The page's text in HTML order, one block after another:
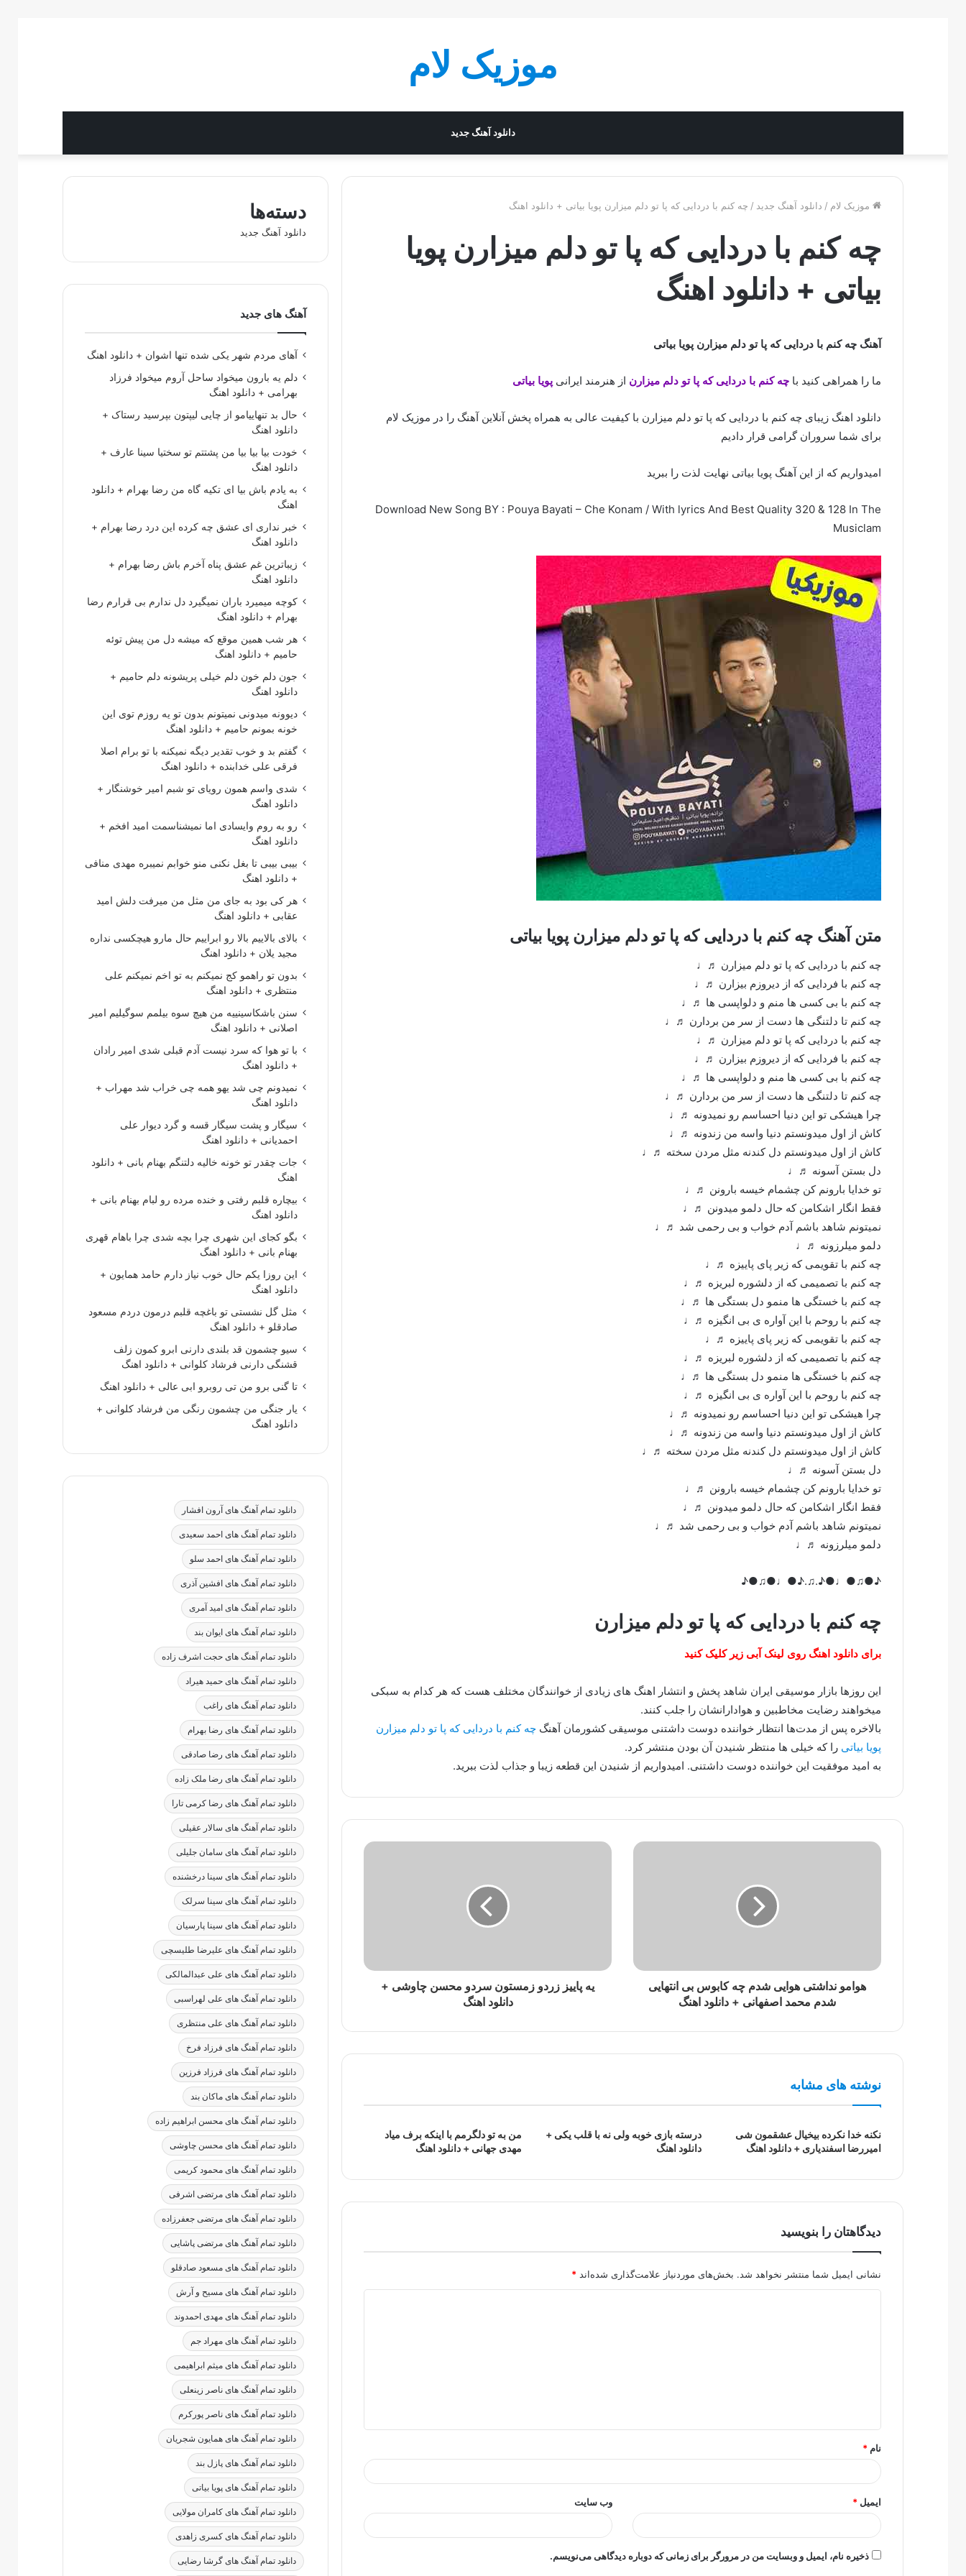
موزیک لام
دانلود آهنگ جدید
موزیک لام / دانلود آهنگ جدید / چه کنم با دردایی که پا تو دلم میزارن پویا بیاتی + دانلود اهنگ
چه کنم با دردایی که پا تو دلم میزارن پویا
بیاتی + دانلود اهنگ
آهنگ چه کنم با دردایی که پا تو دلم میزارن پویا بیاتی
ما را همراهی کنید با چه کنم با دردایی که پا تو دلم میزارن از هنرمند ایرانی پویا بیاتی
دانلود اهنگ زیبای چه کنم با دردایی که پا تو دلم میزارن با کیفیت عالی به همراه پخش آنلاین آهنگ را در موزیک لام
برای شما سروران گرامی قرار دادیم
امیدواریم که از این آهنگ پویا بیاتی نهایت لذت را ببرید
Download New Song BY : Pouya Bayati – Che Konam / With lyrics And Best Quality 320 & 128 In The
Musiclam
متن آهنگ چه کنم با دردایی که پا تو دلم میزارن پویا بیاتی
چه کنم با دردایی که پا تو دلم میزارن ♬♩
چه کنم با فردایی که از دیروزم بیزارن ♬♩
چه کنم با بی کسی ها منم و دلواپسی ها ♬♩
چه کنم تا دلتنگی ها دست از سر من بردارن ♬♩
چه کنم با دردایی که پا تو دلم میزارن ♬♩
چه کنم با فردایی که از دیروزم بیزارن ♬♩
چه کنم با بی کسی ها منم و دلواپسی ها ♬♩
چه کنم تا دلتنگی ها دست از سر من بردارن ♬♩
چرا هیشکی تو این دنیا احساسم رو نمیدونه ♬♩
کاش از اول میدونستم دنیا واسه من زندونه ♬♩
کاش از اول میدونستم دل کندنه مثل مردن سخته ♬♩
دل بستن آسونه ♬♩
تو خدایا بارونم کن چشمام خیسه بارونن ♬♩
فقط انگار اشکامن که حال دلمو میدونن ♬♩
نمیتونم شاهد باشم آدم خواب و بی رحمی شد ♬♩
دلمو میلرزونه ♬♩
چه کنم با تقویمی که زیر پای پاییزه ♬♩
چه کنم با تصمیمی که از دلشوره لبریزه ♬♩
چه کنم با خستگی ها منمو دل بستگی ها ♬♩
چه کنم با روحم با این آواره ی بی انگیزه ♬♩
چه کنم با تقویمی که زیر پای پاییزه ♬♩
چه کنم با تصمیمی که از دلشوره لبریزه ♬♩
چه کنم با خستگی ها منمو دل بستگی ها ♬♩
چه کنم با روحم با این آواره ی بی انگیزه ♬♩
چرا هیشکی تو این دنیا احساسم رو نمیدونه ♬♩
کاش از اول میدونستم دنیا واسه من زندونه ♬♩
کاش از اول میدونستم دل کندنه مثل مردن سخته ♬♩
دل بستن آسونه ♬♩
تو خدایا بارونم کن چشمام خیسه بارونن ♬♩
فقط انگار اشکامن که حال دلمو میدونن ♬♩
نمیتونم شاهد باشم آدم خواب و بی رحمی شد ♬♩
دلمو میلرزونه ♬♩
♪●♫●♩●♪.♫.♪●♩●♫●♪
چه کنم با دردایی که پا تو دلم میزارن
برای دانلود اهنگ روی لینک آبی زیر کلیک کنید
این روزها بازار موسیقی ایران شاهد پخش و انتشار اهنگ های زیادی از خوانندگان مختلف هست که هر کدام به سبکی
میخواهند رضایت مخاطبین و هوادارانشان را جلب کنند.
بالاخره پس از مدت‌ها انتظار خواننده دوست داشتنی موسیقی کشورمان آهنگ چه کنم با دردایی که پا تو دلم میزارن
پویا بیاتی را که خیلی ها منتظر شنیدن آن بودن منتشر کرد.
به امید موفقیت این خواننده دوست داشتنی. امیدواریم از شنیدن این قطعه زیبا و جذاب لذت ببرید.
هوامو نداشتی هوایی شدم چه کابوس بی انتهایی
شدم محمد اصفهانی + دانلود اهنگ
یه پاییز زردو زمستون سردو محسن چاوشی +
دانلود اهنگ
نوشته های مشابه
نکنه خدا نکرده بیخیال عشقمون شی
امیررضا اسفندیاری + دانلود اهنگ
درسته بازی خوبه ولی نه با قلب یکی +
دانلود اهنگ
من به تو دلگرمم با اینکه برف میاد
مهدی جهانی + دانلود اهنگ
دیدگاهتان را بنویسید
نشانی ایمیل شما منتشر نخواهد شد. بخش‌های موردنیاز علامت‌گذاری شده‌اند *
*
نام *
ایمیل * وب‌ سایت
ذخیره نام، ایمیل و وبسایت من در مرورگر برای زمانی که دوباره دیدگاهی می‌نویسم.
دسته‌ها
دانلود آهنگ جدید
آهنگ های جدید
آهای مردم شهر یکی شده تنها اشوان + دانلود اهنگ
دلم یه بارون میخواد ساحل آروم میخواد فرزاد
بهرامی + دانلود اهنگ
حال بد تنهاییامو از چایی لیپتون بپرسید رستاک +
دانلود اهنگ
خودت بیا بیا بیا من پشتتم تو سختیا سینا عارف +
دانلود اهنگ
به یادم باش بیا ای تکیه گاه من رضا بهرام + دانلود
اهنگ
خبر نداری ای عشق چه کرده این درد رضا بهرام +
دانلود اهنگ
زیباترین غم عشق پناه آخرم باش رضا بهرام +
دانلود اهنگ
کوچه میمیرد باران نمیگیرد دل ندارم بی قرارم رضا
بهرام + دانلود اهنگ
هر شب همین موقع که میشه دل من پیش توئه
حامیم + دانلود اهنگ
جون دلم خون دلم خیلی پریشونه دلم حامیم +
دانلود اهنگ
دیوونه میدونی نمیتونم بدون تو یه روزم توی این
خونه بمونم حامیم + دانلود اهنگ
گفتم بد و خوب تقدیر دیگه نمیکنه با تو برام اصلا
فرقی علی خدابنده + دانلود اهنگ
شدی واسم همون رویای تو شبم امیر خوشنگار +
دانلود اهنگ
رو به روم وایسادی اما نمیشناسمت امید افخم +
دانلود اهنگ
بیبی بیبی تا بغل نکنی منو خوابم نمیبره مهدی منافی
+ دانلود اهنگ
هر کی بود به جای من مثل من میرفت دلش امید
عقابی + دانلود اهنگ
بالای بالاییم بالا رو ابراییم حال مارو هیچکسی نداره
مجید یلان + دانلود اهنگ
بدون تو راهمو کج نمیکنم به تو اخم نمیکنم علی
منتظری + دانلود اهنگ
سنن باشکاسینییه من هیچ سوه بیلمم سوگیلیم امیر
اصلانی + دانلود اهنگ
با تو هوا که سرد نیست آدم قبلی شدی امیر رادان
+ دانلود اهنگ
نمیدونم چی شد یهو همه چی خراب شد مهراب +
دانلود اهنگ
سیگار و پشت سیگار قسه و گرد دیوار علی
احمدیانی + دانلود اهنگ
جات چقدر تو خونه خالیه دلتنگم بهنام بانی + دانلود
اهنگ
بیچاره قلبم رفتی و خنده مرده رو لبام بهنام بانی +
دانلود اهنگ
بگو کجای این شهری چرا بچه شدی چرا باهام قهری
بهنام بانی + دانلود اهنگ
این روزا یکم حال خوب نیاز دارم حامد همایون +
دانلود اهنگ
مثل گل نشستی تو باغچه قلبم درمون دردم مسعود
صادقلو + دانلود اهنگ
سیو چشمون قد بلندی دارنی ابرو کمون زلف
قشنگی دارنی فرشاد کلوانی + دانلود اهنگ
تا گنی برو من تی روبرو ابی عالی + دانلود اهنگ
یار جنگی من چشمون رنگی من فرشاد کلوانی +
دانلود اهنگ
دانلود تمام آهنگ های آرون افشار
دانلود تمام آهنگ های احمد سعیدی
دانلود تمام آهنگ های احمد سلو
دانلود تمام آهنگ های افشین آذری
دانلود تمام آهنگ های امید آمری
دانلود تمام آهنگ های ایوان بند
دانلود تمام آهنگ های حجت اشرف زاده
دانلود تمام آهنگ های حمید هیراد
دانلود تمام آهنگ های راغب
دانلود تمام آهنگ های رضا بهرام
دانلود تمام آهنگ های رضا صادقی
دانلود تمام آهنگ های رضا ملک زاده
دانلود تمام آهنگ های رضا کرمی تارا
دانلود تمام آهنگ های سالار عقیلی
دانلود تمام آهنگ های سامان جلیلی
دانلود تمام آهنگ های سینا درخشنده
دانلود تمام آهنگ های سینا سرلک
دانلود تمام آهنگ های سینا پارسیان
دانلود تمام آهنگ های علیرضا طلیسچی
دانلود تمام آهنگ های علی عبدالمالکی
دانلود تمام آهنگ های علی لهراسبی
دانلود تمام آهنگ های علی منتظری
دانلود تمام آهنگ های فرزاد فرخ
دانلود تمام آهنگ های فرزاد فرزین
دانلود تمام آهنگ های ماکان بند
دانلود تمام آهنگ های محسن ابراهیم زاده
دانلود تمام آهنگ های محسن چاوشی
دانلود تمام آهنگ های محمود کریمی
دانلود تمام آهنگ های مرتضی اشرفی
دانلود تمام آهنگ های مرتضی جعفرزاده
دانلود تمام آهنگ های مرتضی پاشایی
دانلود تمام آهنگ های مسعود صادقلو
دانلود تمام آهنگ های مسیح و آرش
دانلود تمام آهنگ های مهدی احمدوند
دانلود تمام آهنگ های مهراد جم
دانلود تمام آهنگ های میثم ابراهیمی
دانلود تمام آهنگ های ناصر زینعلی
دانلود تمام آهنگ های ناصر پورکرم
دانلود تمام آهنگ های همایون شجریان
دانلود تمام آهنگ های پازل بند
دانلود تمام آهنگ های پویا بیاتی
دانلود تمام آهنگ های کامران مولایی
دانلود تمام آهنگ های کسری زاهدی
دانلود تمام آهنگ های گرشا رضایی